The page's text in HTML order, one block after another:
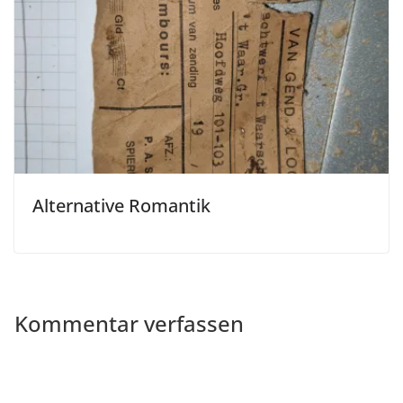
Alternative Romantik
Kommentar verfassen